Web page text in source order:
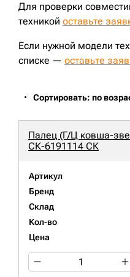
Для проверки
техникой оставьте
Если нужной модели
списке — оставьте
Сортировать: по
Палец (Г/Ц ковша-
СК-6191114 СК
Артикул
Бренд
Склад
Кол-во
Цена